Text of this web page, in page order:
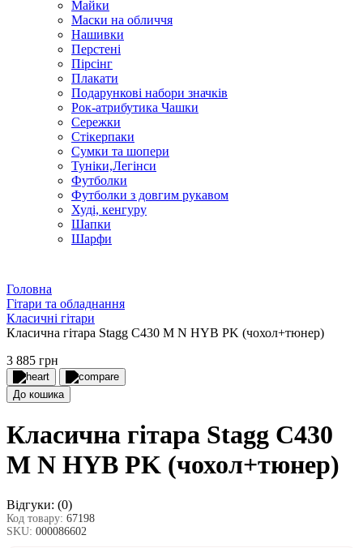
Майки
Маски на обличчя
Нашивки
Перстені
Пірсінг
Плакати
Подарункові набори значків
Рок-атрибутика Чашки
Сережки
Стікерпаки
Сумки та шопери
Туніки,Легінси
Футболки
Футболки з довгим рукавом
Худі, кенгуру
Шапки
Шарфи
Головна
Гітари та обладнання
Класичні гітари
Класична гітара Stagg C430 M N HYB PK (чохол+тюнер)
3 885 грн
До кошика
Класична гітара Stagg C430
M N HYB PK (чохол+тюнер)
Відгуки: (0)
Код товару: 67198
SKU: 000086602